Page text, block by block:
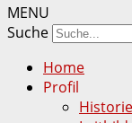
MENU
Suche
Home
Profil
Historie